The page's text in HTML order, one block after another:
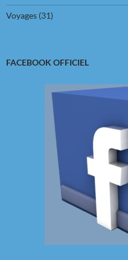
Voyages (31)
FACEBOOK OFFICIEL